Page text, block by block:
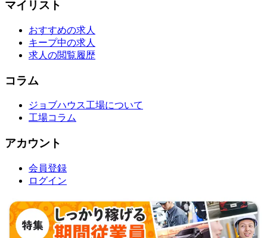
マイリスト
おすすめの求人
キープ中の求人
求人の閲覧履歴
コラム
ジョブハウス工場について
工場コラム
アカウント
会員登録
ログイン